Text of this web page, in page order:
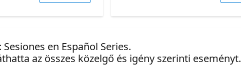
en Español Series.
az összes közelgő és igény szerinti eseményt.